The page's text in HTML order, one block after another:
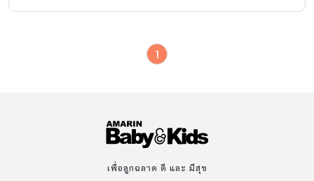
1
เพื่อลูกฉลาด ดี และ มีสุข